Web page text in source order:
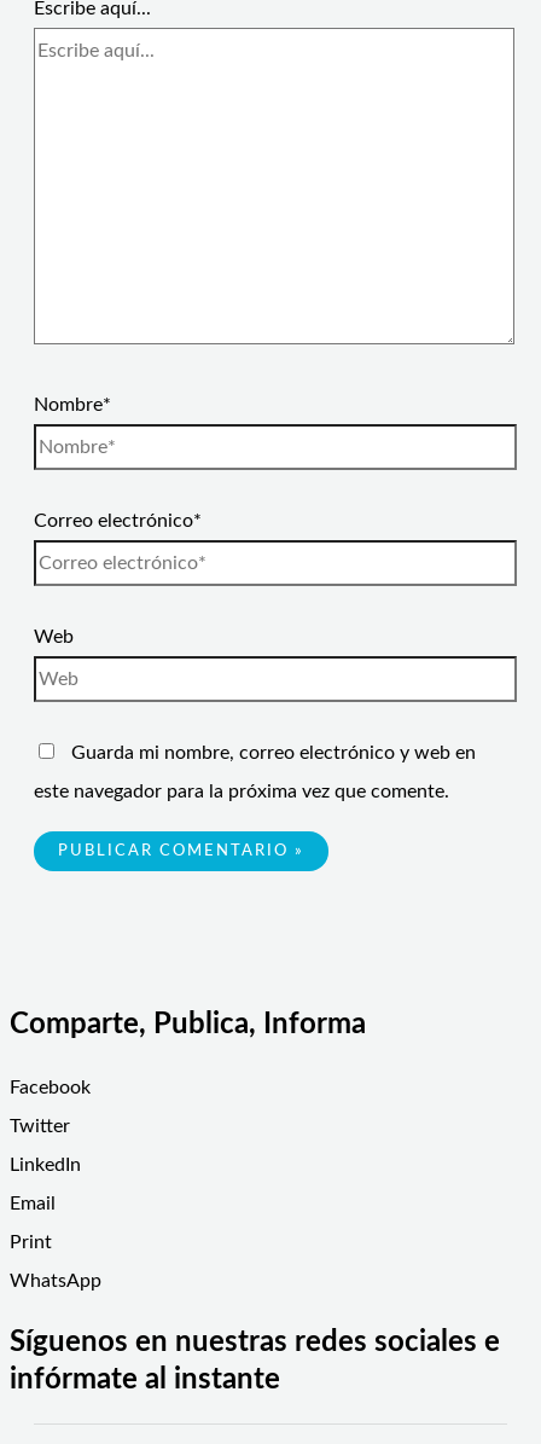
Escribe aquí...
Nombre*
Correo electrónico*
Web
Guarda mi nombre, correo electrónico y web en
este navegador para la próxima vez que comente.
Comparte, Publica, Informa
Facebook
Twitter
LinkedIn
Email
Print
WhatsApp
Síguenos en nuestras redes sociales e
infórmate al instante